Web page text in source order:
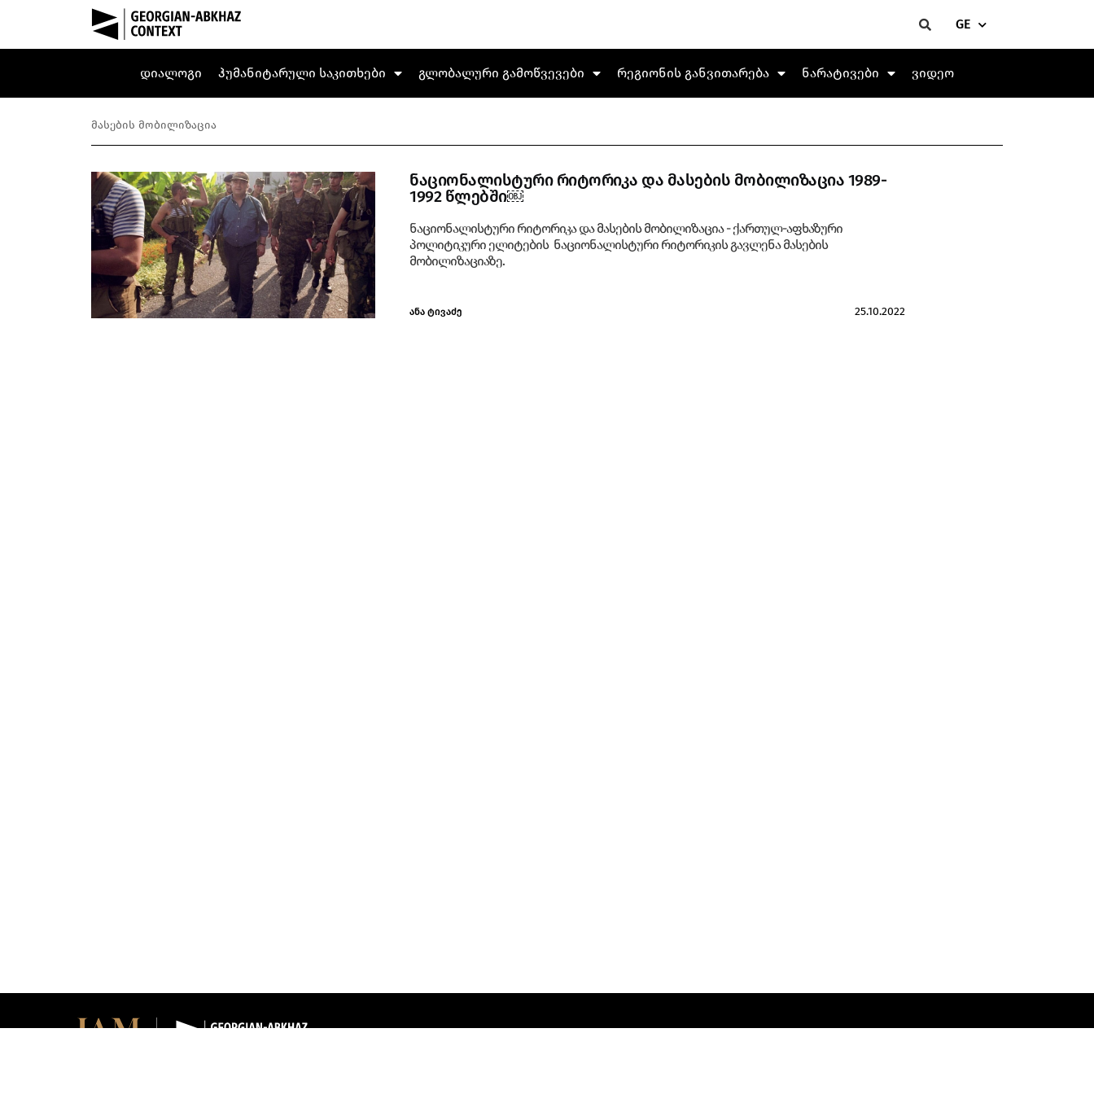
GE
დიალოგი ჰუმანიტარული საკითხები გლობალური გამოწვევები რეგიონის განვითარება ნარატივები ვიდეო
მასების მობილიზაცია
ნაციონალისტური რიტორიკა და მასების მობილიზაცია 1989-
1992 წლებში￼
ნაციონალისტური რიტორიკა და მასების მობილიზაცია - ქართულ-აფხაზური
პოლიტიკური ელიტების ნაციონალისტური რიტორიკის გავლენა მასების
მობილიზაციაზე.
ანა ტივაძე 25.10.2022